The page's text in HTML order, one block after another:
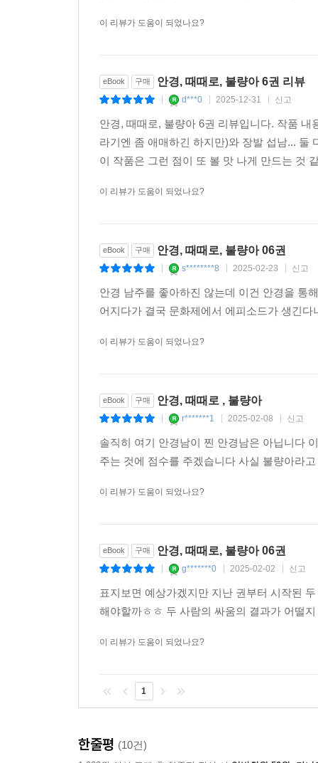
이 리뷰가 도움이 되었나요?
eBook 구매 안경, 때때로, 불량아 6권 리뷰
d***0 2025-12-31 신고
안경, 때때로, 불량아 6권 리뷰입니다. 작품
라기엔 좀 애매하긴 하지만)와 장발 섭남... 둘
이 작품은 그런 점이 또 볼 맛 나게 만드는 것
이 리뷰가 도움이 되었나요?
eBook 구매 안경, 때때로, 불량아 06권
s********8 2025-02-23 신고
안경 남주를 좋아하진 않는데 이건 안경을 통
어지다가 결국 문화제에서 에피소드가 생긴
이 리뷰가 도움이 되었나요?
eBook 구매 안경, 때때로 , 불량아
r*******1 2025-02-08 신고
솔직히 여기 안경남이 찐 안경남은 아닙니다
주는 것에 점수를 주겠습니다 사실 불량아라
이 리뷰가 도움이 되었나요?
eBook 구매 안경, 때때로, 불량아 06권
g*******0 2025-02-02 신고
표지보면 예상가겠지만 지난 권부터 시작된
해야할까ㅎㅎ 두 사람의 싸움의 결과가 어떨
이 리뷰가 도움이 되었나요?
1
한줄평 (10건)